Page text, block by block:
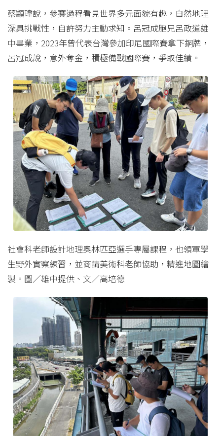
蔡顓瑋說，參賽過程看見世界多元面貌有趣，自然地理
深具挑戰性，自許努力主動求知。呂冠成胞兄呂政道雄
中畢業，2023年曾代表台灣參加印尼國際賽拿下銅牌，
呂冠成說，意外奪金，積極備戰國際賽，爭取佳績。
社會科老師設計地理奧林匹亞選手專屬課程，也領軍學
生野外實察練習，並商請美術科老師協助，精進地圖繪
製。圖／雄中提供、文／高培德